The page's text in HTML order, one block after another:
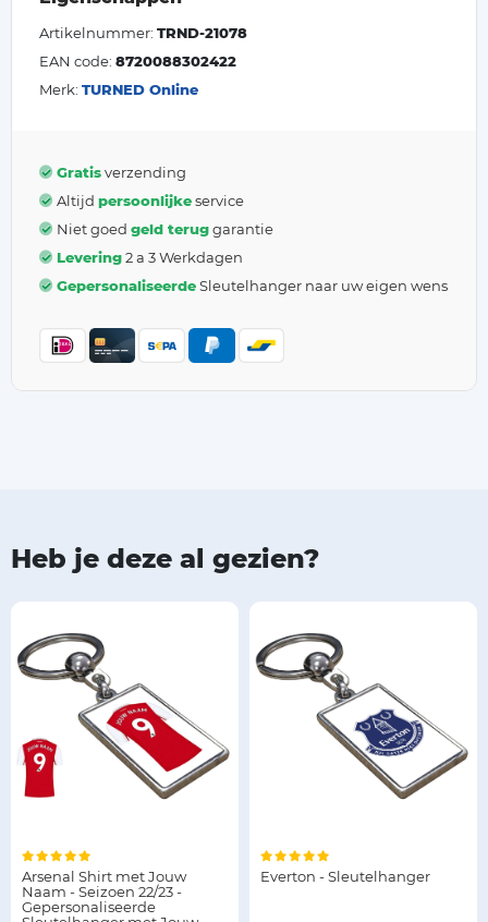
Artikelnummer: TRND-21078
EAN code: 8720088302422
Merk: TURNED Online
Gratisverzending
Altijd persoonlijkeservice
Niet goed geld teruggarantie
Levering2 a 3 Werkdagen
GepersonaliseerdeSleutelhanger naar uw eigen wens
Heb je deze al gezien?
Arsenal Shirt met Jouw
Naam - Seizoen 22/23 -
Gepersonaliseerde
Everton - Sleutelhanger